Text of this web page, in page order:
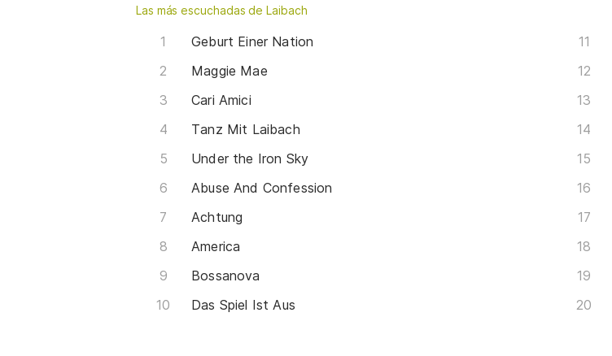
Las más escuchadas de Laibach
Geburt Einer Nation
Maggie Mae
Cari Amici
Tanz Mit Laibach
Under the Iron Sky
Abuse And Confession
Achtung
America
Bossanova
Das Spiel Ist Aus